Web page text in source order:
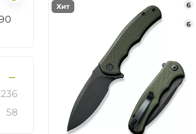
Ножи по типу замка
Ножи по назначению
Хит 6
6
236
58